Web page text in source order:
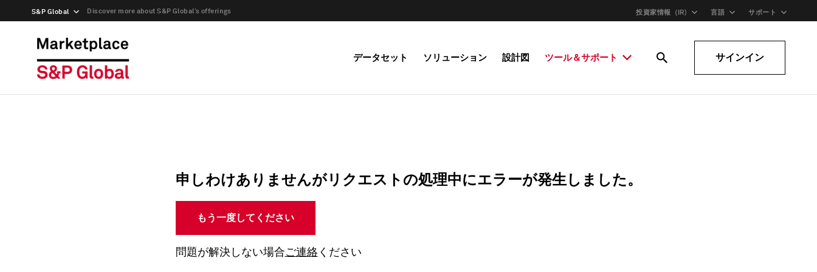
S&P Global Discover more about S&P Global’s offerings 投資家情報（IR) 言語 サポート
データセット ソリューション 設計図 ツール＆サポート サインイン
申しわけありませんがリクエストの処理中にエラーが発生しました。
もう一度してください
問題が解決しない場合ご連絡 ください